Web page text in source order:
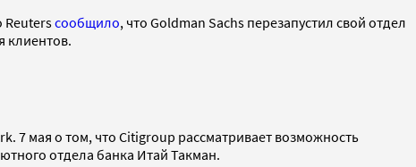
Reutersсообщило, что Goldman Sachs перезапустил свой отдел
клиентов.
7 мая о том, что Citigroup рассматривает возможность
отдела банка Итай Такман.